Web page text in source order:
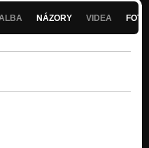
NÁZORY VIDEA